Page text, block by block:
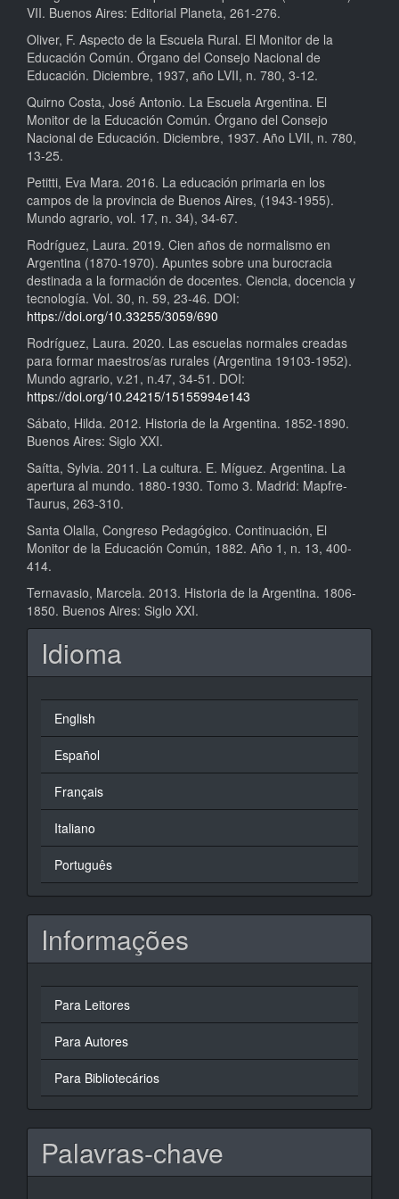
VII. Buenos Aires: Editorial Planeta, 261-276.
Oliver, F. Aspecto de la Escuela Rural. El Monitor de la
Educación Común. Órgano del Consejo Nacional de
Educación. Diciembre, 1937, año LVII, n. 780, 3-12.
Quirno Costa, José Antonio. La Escuela Argentina. El
Monitor de la Educación Común. Órgano del Consejo
Nacional de Educación. Diciembre, 1937. Año LVII, n. 780,
13-25.
Petitti, Eva Mara. 2016. La educación primaria en los
campos de la provincia de Buenos Aires, (1943-1955).
Mundo agrario, vol. 17, n. 34), 34-67.
Rodríguez, Laura. 2019. Cien años de normalismo en
Argentina (1870-1970). Apuntes sobre una burocracia
destinada a la formación de docentes. Ciencia, docencia y
tecnología. Vol. 30, n. 59, 23-46. DOI:
https://doi.org/10.33255/3059/690
Rodríguez, Laura. 2020. Las escuelas normales creadas
para formar maestros/as rurales (Argentina 19103-1952).
Mundo agrario, v.21, n.47, 34-51. DOI:
https://doi.org/10.24215/15155994e143
Sábato, Hilda. 2012. Historia de la Argentina. 1852-1890.
Buenos Aires: Siglo XXI.
Saítta, Sylvia. 2011. La cultura. E. Míguez. Argentina. La
apertura al mundo. 1880-1930. Tomo 3. Madrid: Mapfre-
Taurus, 263-310.
Santa Olalla, Congreso Pedagógico. Continuación, El
Monitor de la Educación Común, 1882. Año 1, n. 13, 400-
414.
Ternavasio, Marcela. 2013. Historia de la Argentina. 1806-
1850. Buenos Aires: Siglo XXI.
Idioma
English
Español
Français
Italiano
Português
Informações
Para Leitores
Para Autores
Para Bibliotecários
Palavras-chave